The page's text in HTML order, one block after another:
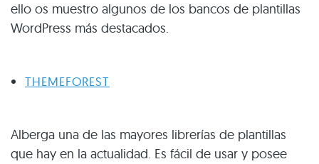
ello os muestro algunos de los bancos de plantillas
WordPress más destacados.
THEMEFOREST
Alberga una de las mayores librerías de plantillas
que hay en la actualidad. Es fácil de usar y posee